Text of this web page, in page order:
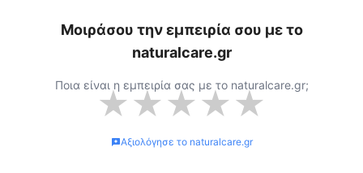
Μοιράσου την εμπειρία σου με το
naturalcare.gr
Ποια είναι η εμπειρία σας με το naturalcare.gr;
★★★★★
Αξιολόγησε το naturalcare.gr